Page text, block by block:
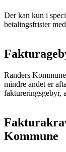
Der kan kun i
betalingsfrister
Randers
mindre andet er
faktureringsgebyr,
Kommune